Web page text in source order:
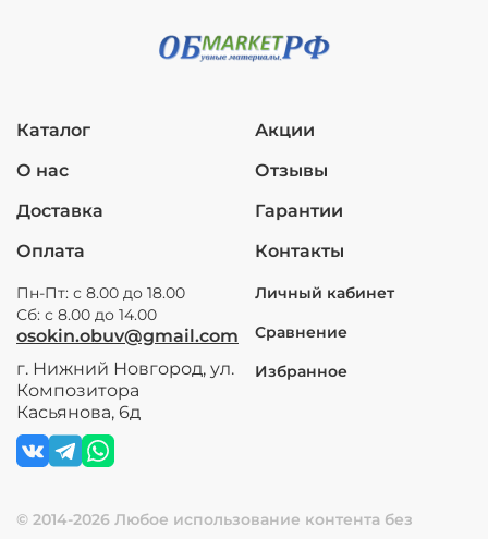
Каталог
О нас
Доставка
Оплата
Акции
Отзывы
Гарантии
Контакты
Пн-Пт: с 8.00 до 18.00
Сб: с 8.00 до 14.00
osokin.obuv@gmail.com
г. Нижний Новгород, ул.
Композитора
Касьянова, 6д
Личный кабинет
Сравнение
Избранное
© 2014-2026 Любое использование контента без